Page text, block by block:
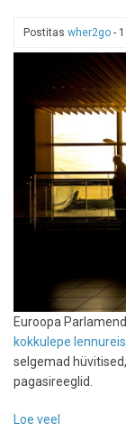
Postitas wher2go -
Euroopa
kokkulepe
selgemad
pagasireeglid.
Loe veel